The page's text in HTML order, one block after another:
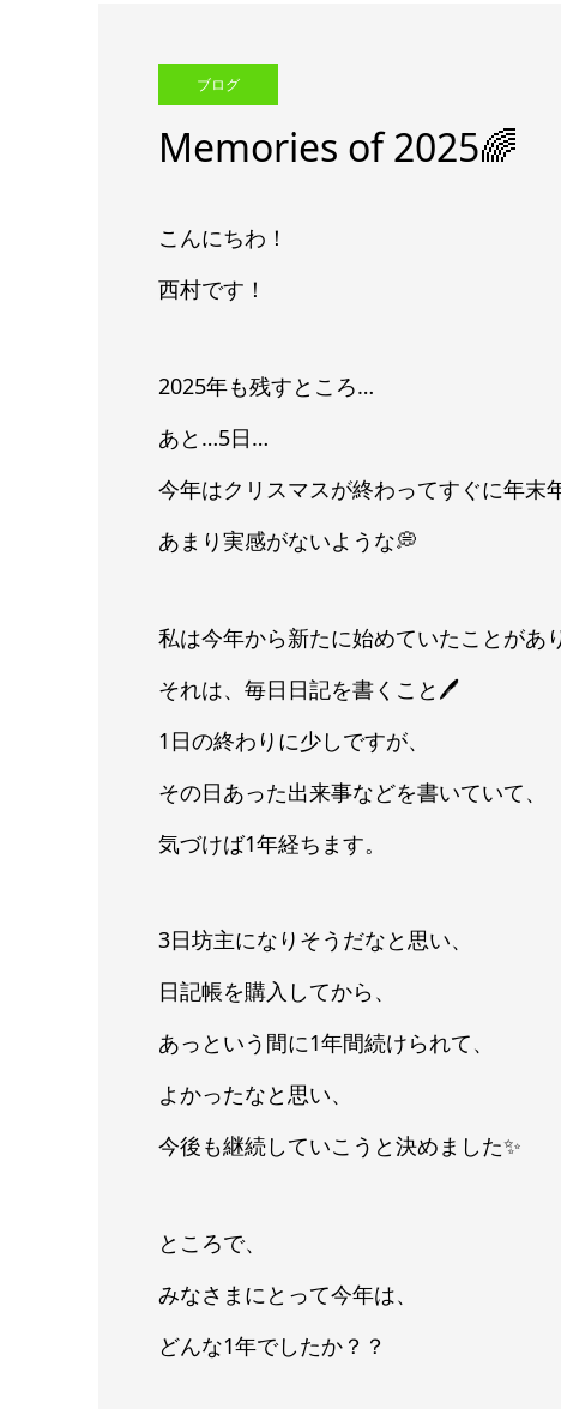
ブログ
Memories of 2025🌈
こんにちわ！
西村です！
2025年も残すところ…
あと…5日…
今年はクリスマスが終わってすぐに年末
あまり実感がないような💭
私は今年から新たに始めていたことがあり
それは、毎日日記を書くこと🖊
1日の終わりに少しですが、
その日あった出来事などを書いていて、
気づけば1年経ちます。
3日坊主になりそうだなと思い、
日記帳を購入してから、
あっという間に1年間続けられて、
よかったなと思い、
今後も継続していこうと決めました✨
ところで、
みなさまにとって今年は、
どんな1年でしたか？？